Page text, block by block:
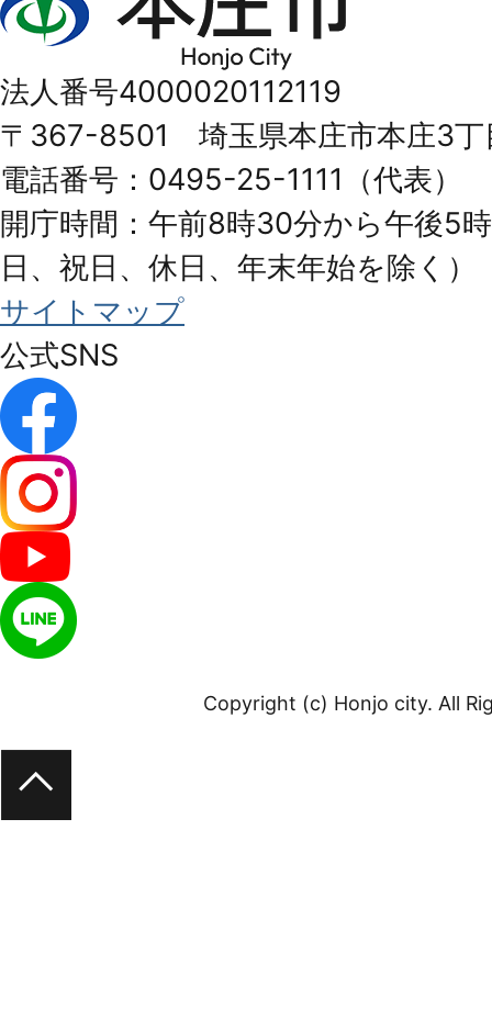
庄
Honjo
City
法人番号4000020112119
〒367-8501 埼玉県本庄市本庄3丁
電話番号：0495-25-1111（代表）
開庁時間：午前8時30分から午後5
日、祝日、休日、年末年始を除く）
サイトマップ
公式SNS
Copyright (c) Honjo city. All